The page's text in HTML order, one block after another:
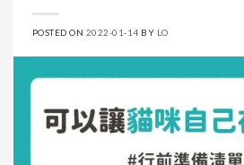
POSTED ON 2022-01-14 BY LO